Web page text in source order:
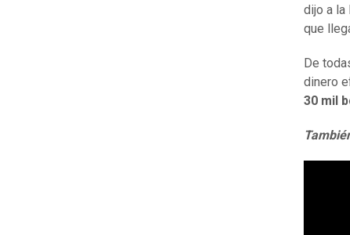
dijo a la
que
De
dinero
30 mil